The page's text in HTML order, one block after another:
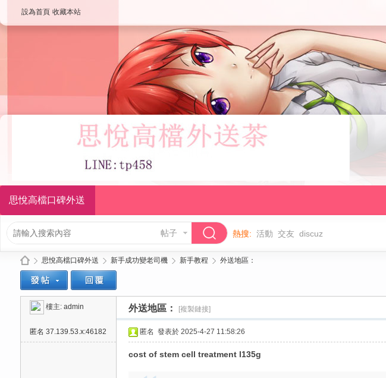
設為首頁 收藏本站
思悅高檔口碑外送
帖子 熱搜: 活動 交友 discuz
»
思悅高檔口碑外送 新手成功變老司機 新手教程
›
外送地區：
樓主: admin 外送地區： [複製鏈接]
匿名 37.139.53.x:46182 匿名 發表於 2025-4-27 11:58:26
cost of stem cell treatment l135g